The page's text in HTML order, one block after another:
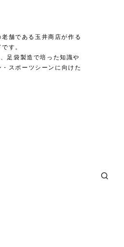
舗である玉井商店が作る
す。
足袋製造で培った知識や
スポーツシーンに向けた